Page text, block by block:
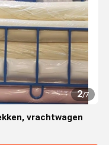
2/7
vrachtwagen